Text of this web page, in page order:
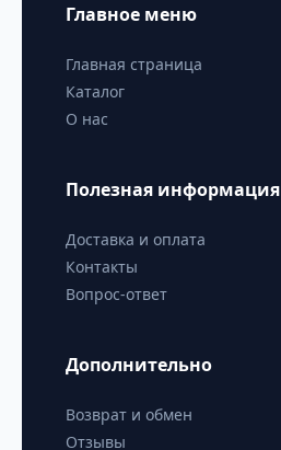
Главное меню
Главная страница
Каталог
О нас
Полезная информация
Доставка и оплата
Контакты
Вопрос-ответ
Дополнительно
Возврат и обмен
Отзывы